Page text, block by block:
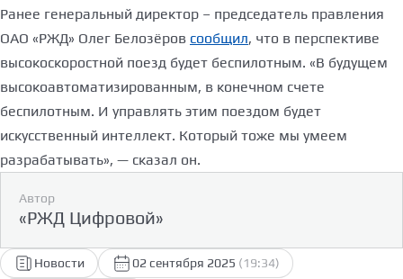
Ранее генеральный директор – председатель правления
ОАО «РЖД» Олег Белозёров сообщил, что в перспективе
высокоскоростной поезд будет беспилотным. «В будущем
высокоавтоматизированным, в конечном счете
беспилотным. И управлять этим поездом будет
искусственный интеллект. Который тоже мы умеем
разрабатывать», — сказал он.
Автор
«РЖД Цифровой»
Новости 02 сентября 2025 (19:34)